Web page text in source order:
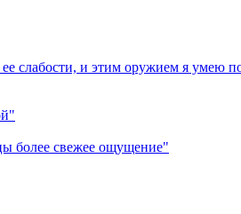
и этим оружием я умею
более свежее ощущение"